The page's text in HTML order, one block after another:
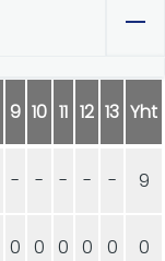
9 10 11 12 13 Yht
- - - - - 9
0 0 0 0 0 0